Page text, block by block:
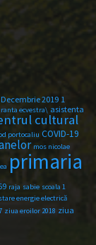
Decembrie 2019 1
ecvestra\ asistenta
cultural
portocaliu COVID-19
mos nicolae
primaria
raja sabie scoala 1
energie electrică
ziua eroilor 2018 ziua